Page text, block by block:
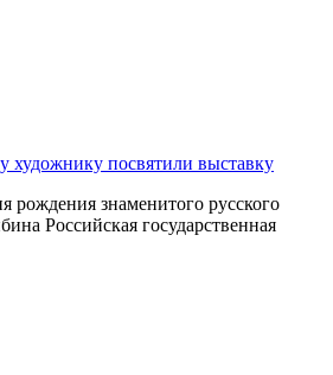
художнику посвятили выставку
рождения знаменитого русского
Российская государственная